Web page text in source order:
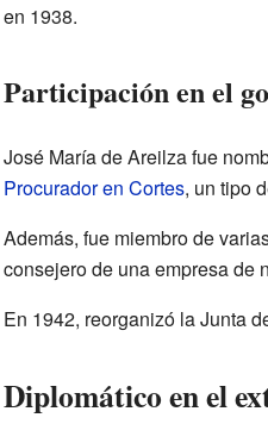
en 1938.
Participación en el
José María de Areilza fue
Procurador en Cortes, un tipo
Además, fue miembro de
consejero de una empresa de
En 1942, reorganizó la Junta
Diplomático en el